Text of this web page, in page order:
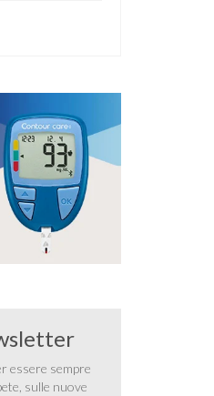
essere sempre
sulle nuove